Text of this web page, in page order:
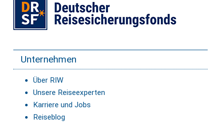
Unternehmen
Über RIW
Unsere Reiseexperten
Karriere und Jobs
Reiseblog